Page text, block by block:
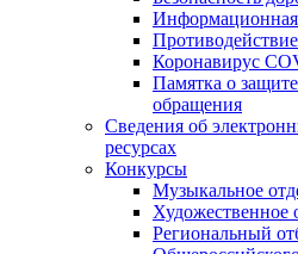
Информационная
Коронавирус
Памятка о
обращения
Сведения об
ресурсах
Конкурсы
Музыкальное
Художественное
Региональный